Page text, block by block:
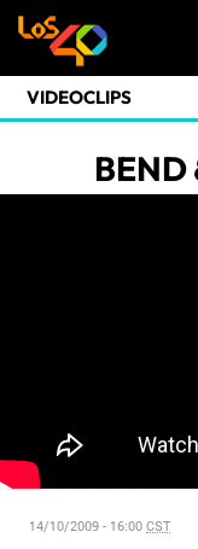
VIDEOCLIPS
BEND
14/10/2009 - 16:00CST